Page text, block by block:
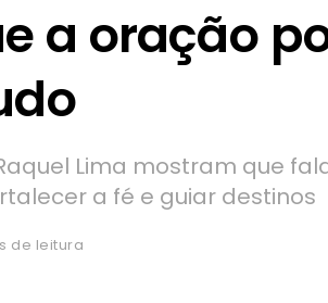
a oração
Lima mostram que
a fé e guiar destinos
de leitura